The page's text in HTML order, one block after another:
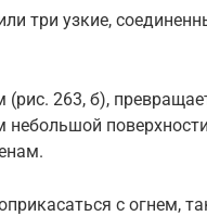
три узкие,
263, б),
с огнем,